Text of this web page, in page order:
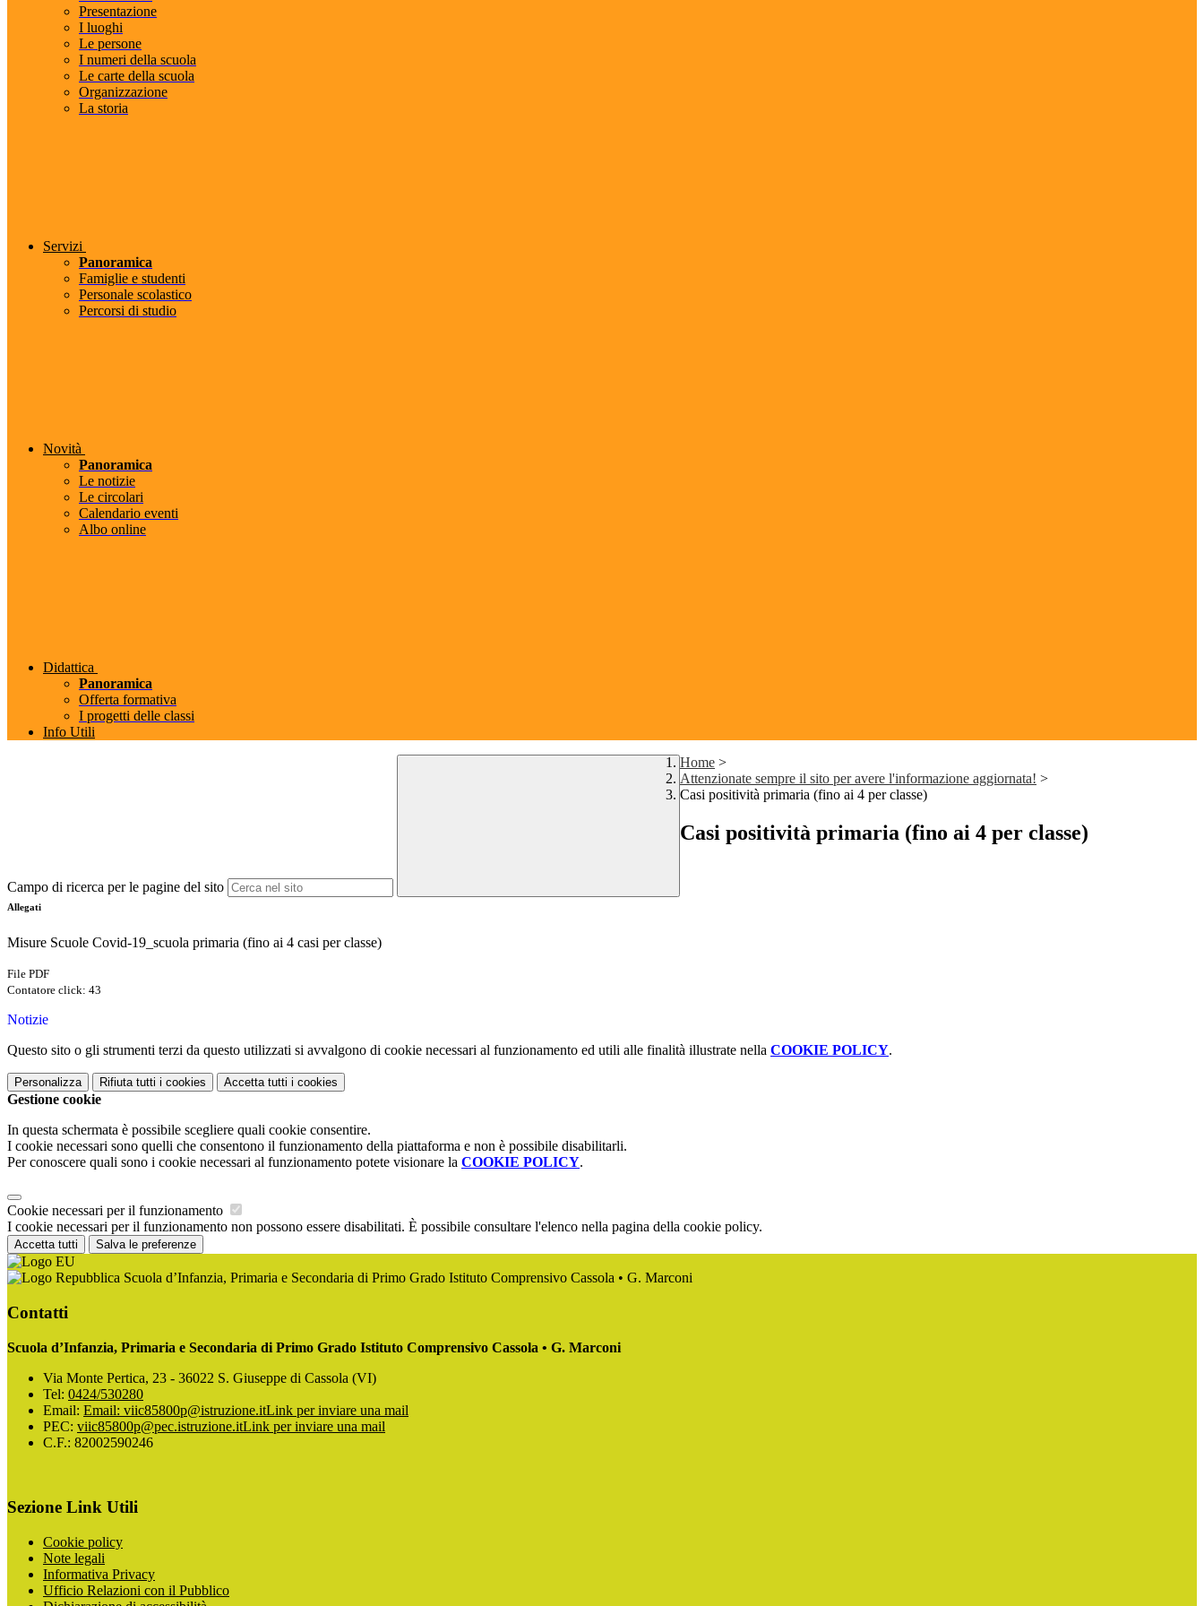
Presentazione
I luoghi
Le persone
I numeri della scuola
Le carte della scuola
Organizzazione
La storia
Servizi
Panoramica
Famiglie e studenti
Personale scolastico
Percorsi di studio
Novità
Panoramica
Le notizie
Le circolari
Calendario eventi
Albo online
Didattica
Panoramica
Offerta formativa
I progetti delle classi
Info Utili
Campo di ricerca per le pagine del sito
Home >
Attenzionate sempre il sito per avere l'informazione aggiornata! >
Casi positività primaria (fino ai 4 per classe)
Casi positività primaria (fino ai 4 per classe)
Allegati
Misure Scuole Covid-19_scuola primaria (fino ai 4 casi per classe)
File PDF
Contatore click: 43
Notizie
Questo sito o gli strumenti terzi da questo utilizzati si avvalgono di cookie necessari al funzionamento ed utili alle finalità illustrate nella COOKIE POLICY.
Personalizza Rifiuta tutti i cookies Accetta tutti i cookies
Gestione cookie
In questa schermata è possibile scegliere quali cookie consentire.
I cookie necessari sono quelli che consentono il funzionamento della piattaforma e non è possibile disabilitarli.
Per conoscere quali sono i cookie necessari al funzionamento potete visionare la COOKIE POLICY.
Cookie necessari per il funzionamento
I cookie necessari per il funzionamento non possono essere disabilitati. È possibile consultare l'elenco nella pagina della cookie policy.
Accetta tutti Salva le preferenze
Scuola d’Infanzia, Primaria e Secondaria di Primo Grado Istituto Comprensivo Cassola • G. Marconi
Contatti
Scuola d’Infanzia, Primaria e Secondaria di Primo Grado Istituto Comprensivo Cassola • G. Marconi
Via Monte Pertica, 23 - 36022 S. Giuseppe di Cassola (VI)
Tel: 0424/530280
Email: Email: viic85800p@istruzione.itLink per inviare una mail
PEC: viic85800p@pec.istruzione.itLink per inviare una mail
C.F.: 82002590246
Sezione Link Utili
Cookie policy
Note legali
Informativa Privacy
Ufficio Relazioni con il Pubblico